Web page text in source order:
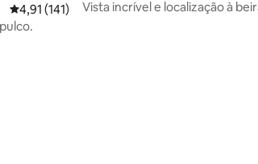
4,91 de uma avaliação média de 5, 141
4,91 (141)
Vista incrível e localização à